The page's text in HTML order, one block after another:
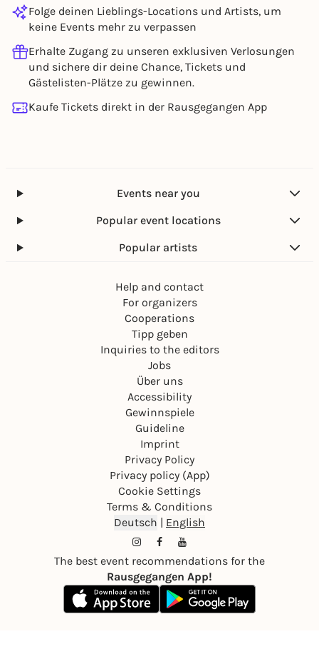
Folge deinen Lieblings-Locations und Artists, um
keine Events mehr zu verpassen
Erhalte Zugang zu unseren exklusiven Verlosungen
und sichere dir deine Chance, Tickets und
Gästelisten-Plätze zu gewinnen.
Kaufe Tickets direkt in der Rausgegangen App
Events near you
Popular event locations
Popular artists
Help and contact
For organizers
Cooperations
Tipp geben
Inquiries to the editors
Jobs
Über uns
Accessibility
Gewinnspiele
Guideline
Imprint
Privacy Policy
Privacy policy (App)
Cookie Settings
Terms & Conditions
Deutsch | English
The best event recommendations for the
Rausgegangen App!